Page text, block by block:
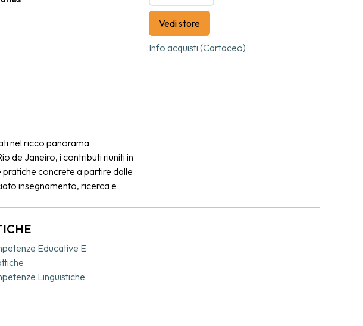
nel ricco panorama
de Janeiro, i contributi riuniti in
concrete a partire dalle
insegnamento, ricerca e
estetico, e diventa una
Muovendosi tra studi
questioni centrali nella
un’azione docente
di educazione che nasce
esperienze, teorie e contesti di
generativo, da abitare con la
Vedi store
Info acquisti (Cartaceo)
Educative E
Linguistiche